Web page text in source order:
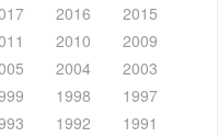
2016
2015
2010
2009
2004
2003
1998
1997
1992
1991